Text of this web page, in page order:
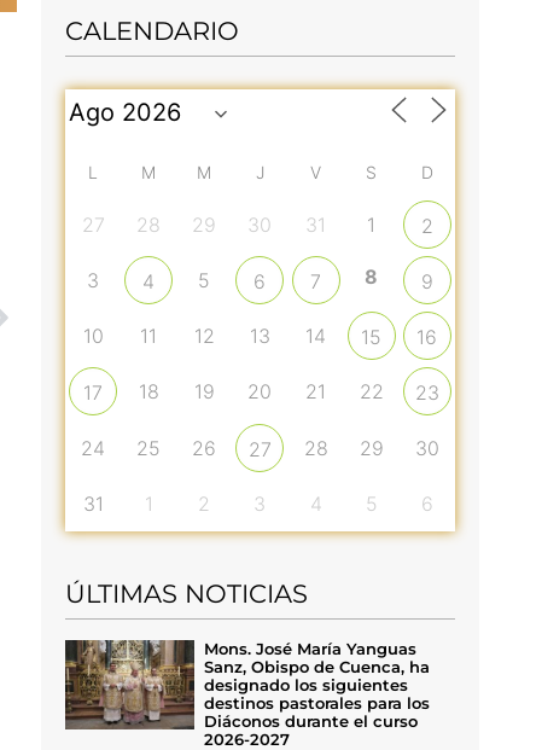
CALENDARIO
L M M J V S D
27 28 29 30 31 1 2
3 4 5 6 7 8 9
10 11 12 13 14 15 16
17 18 19 20 21 22 23
24 25 26 27 28 29 30
31 1 2 3 4 5 6
ÚLTIMAS NOTICIAS
Mons. José María Yanguas
Sanz, Obispo de Cuenca, ha
designado los siguientes
destinos pastorales para los
Diáconos durante el curso
2026-2027